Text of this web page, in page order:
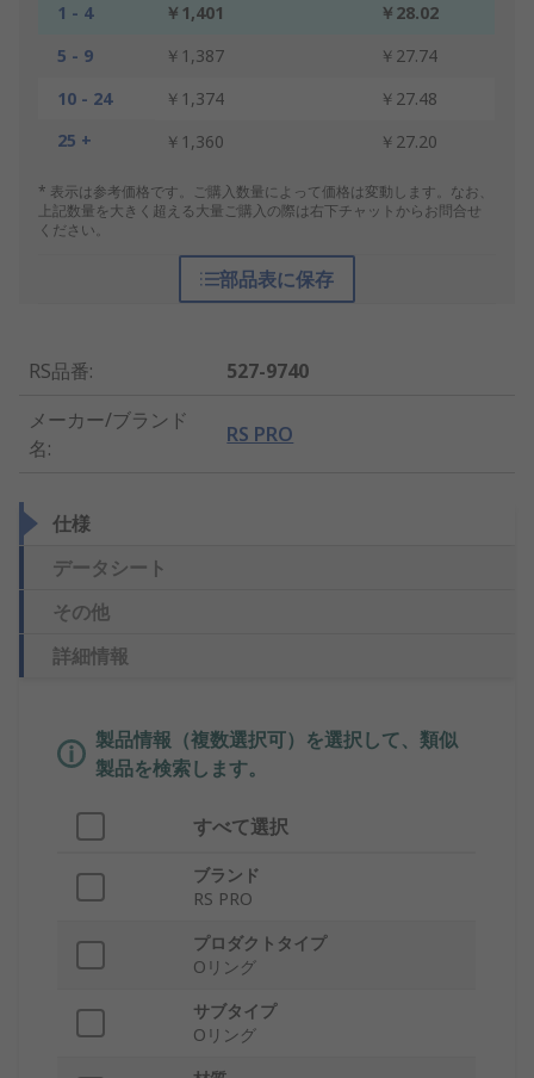
1 - 4 ￥1,401
￥28.02
5 - 9
￥1,387
￥27.74
10 - 24
￥1,374
￥27.48
25 +
￥1,360 ￥27.20
* 表示は参考価格です。ご購入数量によって価格は変動します。なお、
上記数量を大きく超える大量ご購入の際は右下チャットからお問合せ
ください。
部品表に保存
RS品番:
527-9740
メーカー/ブランド
名:
RS PRO
仕様
データシート
その他
詳細情報
製品情報（複数選択可）を選択して、類似
製品を検索します。
すべて選択
ブランド
RS PRO
プロダクトタイプ
Oリング
サブタイプ
Oリング